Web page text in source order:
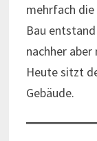
mehrfach
Bau
nachher
Heute sitzt
Gebäude.